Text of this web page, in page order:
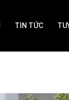
TIN TỨC